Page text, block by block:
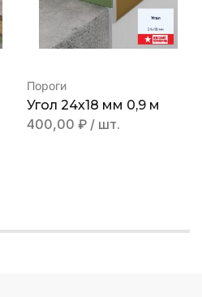
Пороги
Угол 24х18 мм 0,9 м
400,00 ₽ / шт.